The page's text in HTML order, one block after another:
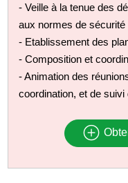
- Veille à la tenue des
aux normes de sécurité
- Etablissement des
- Composition et
- Animation des
coordination, et de suivi